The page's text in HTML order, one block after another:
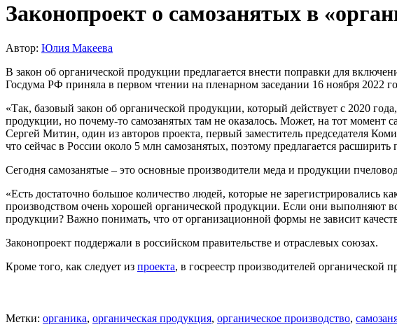
Законопроект о самозанятых в
Автор: Юлия Макеева
В закон об органической продукции предлагается внести поправки для
Госдума РФ приняла в первом чтении на пленарном заседании 16 ноября 2022
«Так, базовый закон об органической продукции, который действует с 2020
продукции, но почему-то самозанятых там не оказалось. Может, на тот
Сергей Митин, один из авторов проекта, первый заместитель председателя
что сейчас в России около 5 млн самозанятых, поэтому предлагается
Сегодня самозанятые – это основные производители меда и продукции
«Есть достаточно большое количество людей, которые не зарегистрировались
производством очень хорошей органической продукции. Если они выполняют
продукции? Важно понимать, что от организационной формы не зависит
Законопроект поддержали в российском правительстве и отраслевых союзах.
Кроме того, как следует из проекта, в госреестр производителей органической
Метки: органика, органическая продукция, органическое производство,